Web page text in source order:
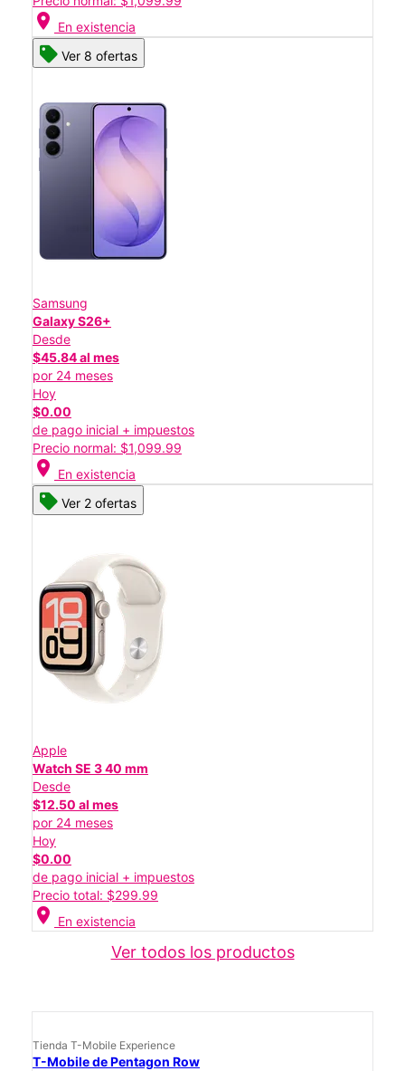
location_on En existencia
Ver 8 ofertas
Samsung
Galaxy S26+
Desde
$45.84 al mes
por 24 meses
Hoy
$0.00
de pago inicial + impuestos
Precio normal: $1,099.99
location_on En existencia
Ver 2 ofertas
Apple
Watch SE 3 40 mm
Desde
$12.50 al mes
por 24 meses
Hoy
$0.00
de pago inicial + impuestos
Precio total: $299.99
location_on En existencia
Ver todos los productos
Tienda T-Mobile Experience
T-Mobile de Pentagon Row